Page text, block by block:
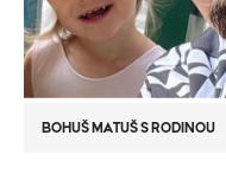
BOHUŠ MATUŠ S RODINOU